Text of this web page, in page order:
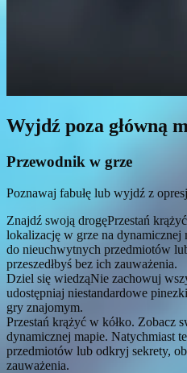
Wyjdź poza główną
Przewodnik w grze
Poznawaj fabułę lub wyjdź z
Znajdź swoją drogęPrzestań
lokalizację w grze na dynamicznej
do nieuchwytnych przedmiotów
przeszedłbyś bez ich zauważenia.
Dziel się wiedząNie zachowuj
udostępniaj niestandardowe
gry znajomym.
Przestań krążyć w kółko. Zobacz
dynamicznej mapie. Natychmiast
przedmiotów lub odkryj sekrety,
zauważenia.